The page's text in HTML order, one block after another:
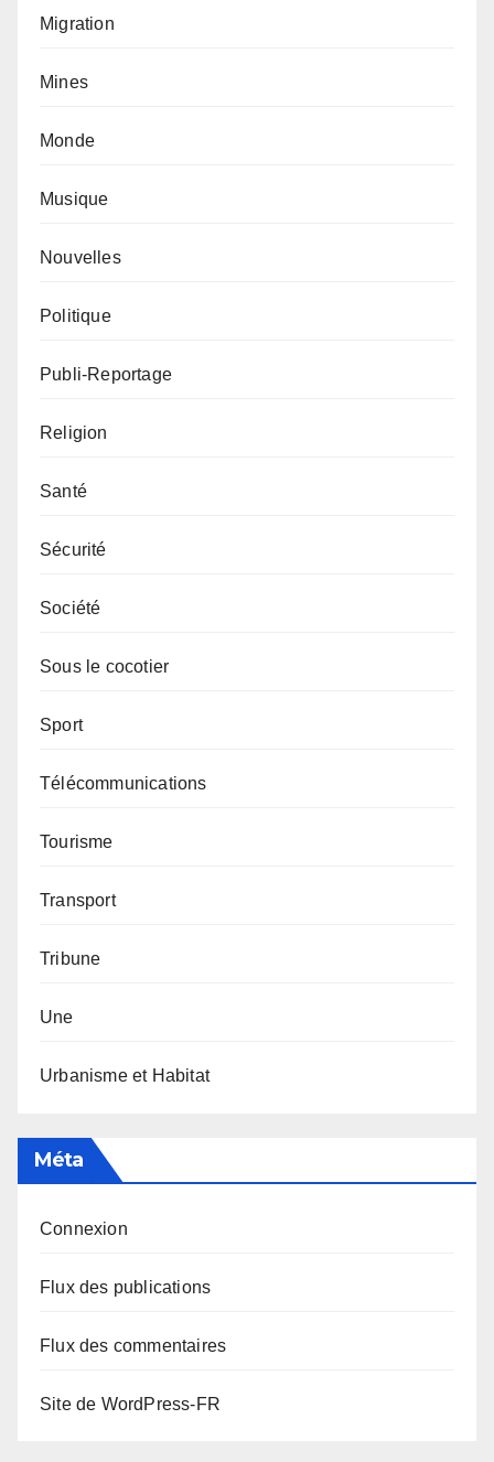
Migration
Mines
Monde
Musique
Nouvelles
Politique
Publi-Reportage
Religion
Santé
Sécurité
Société
Sous le cocotier
Sport
Télécommunications
Tourisme
Transport
Tribune
Une
Urbanisme et Habitat
Méta
Connexion
Flux des publications
Flux des commentaires
Site de WordPress-FR